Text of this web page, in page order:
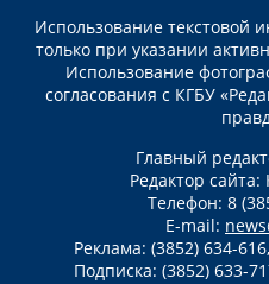
Использование текстовой
только при указании
Использование
согласования с КГБУ
Главный
Редактор
Телефон: 8
E-mail:
Реклама: (3852) 634-616,
Подписка: (3852) 633-